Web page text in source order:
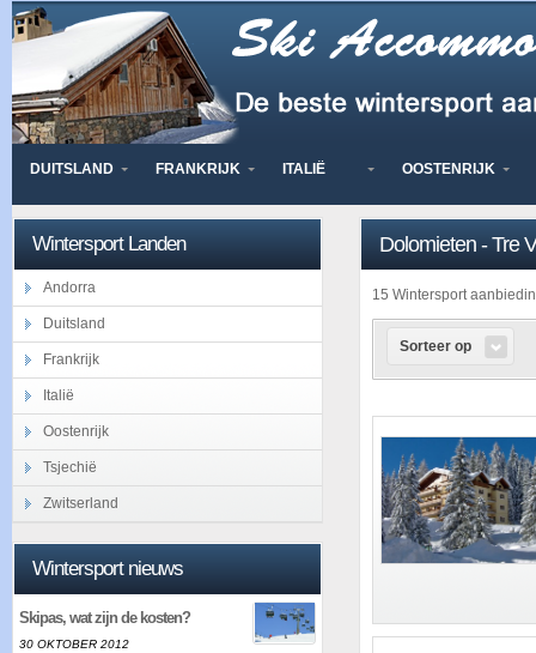
DUITSLAND FRANKRIJK ITALIË OOSTENRIJK
Wintersport Landen
Andorra
Duitsland
Frankrijk
Italië
Oostenrijk
Tsjechië
Zwitserland
Wintersport nieuws
Skipas, wat zijn de kosten?
30 OKTOBER 2012
Dolomieten - Tre
15 Wintersport
Sorteer op